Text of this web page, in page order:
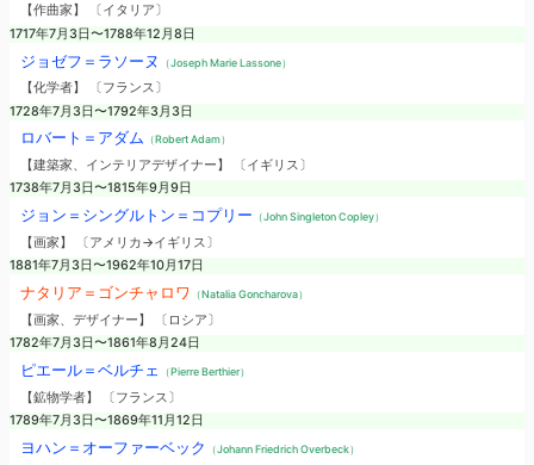
【作曲家】 〔イタリア〕
1717年7月3日〜1788年12月8日
ジョゼフ＝ラソーヌ （Joseph Marie Lassone）
【化学者】 〔フランス〕
1728年7月3日〜1792年3月3日
ロバート＝アダム （Robert Adam）
【建築家、インテリアデザイナー】 〔イギリス〕
1738年7月3日〜1815年9月9日
ジョン＝シングルトン＝コプリー （John Singleton Copley）
【画家】 〔アメリカ→イギリス〕
1881年7月3日〜1962年10月17日
ナタリア＝ゴンチャロワ （Natalia Goncharova）
【画家、デザイナー】 〔ロシア〕
1782年7月3日〜1861年8月24日
ピエール＝ベルチェ （Pierre Berthier）
【鉱物学者】 〔フランス〕
1789年7月3日〜1869年11月12日
ヨハン＝オーファーベック （Johann Friedrich Overbeck）